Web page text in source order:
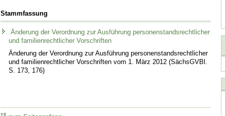
Stammfassung
Änderung der Verordnung zur Ausführung personenstandsrechtlicher
und familienrechtlicher Vorschriften
Änderung der Verordnung zur Ausführung personenstandsrechtlicher
und familienrechtlicher Vorschriften vom 1. März 2012 (SächsGVBl.
S. 173, 176)